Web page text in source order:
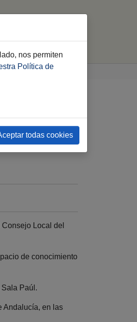
Local del
de conocimiento
Paúl.
Andalucía, en las
nos permiten
Política de
todas cookies